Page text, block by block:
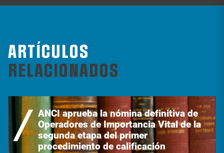
ARTÍCULOS
RELACIONADOS
ANCI aprueba la nómina definitiva de
Operadores de Importancia Vital de la
segunda etapa del primer
procedimiento de calificación